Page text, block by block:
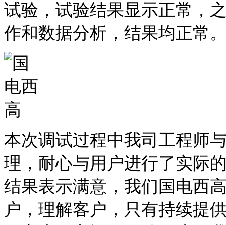
试验，试验结果显示正常，
作和数据分析，结果均正常
本次调试过程中我司工程师
理，耐心与用户进行了实际
结果表示满意，我们国电西
户，理解客户，只有持续提